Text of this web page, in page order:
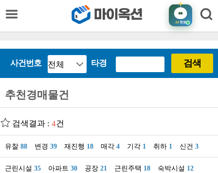
AI챗봇
사건번호 타경 검색
추천경매물건
검색결과 : 4건
유찰 88 변경 39 재진행 18 매각 4 기각 1 취하 1 신건 3
근린시설 35 아파트 30 공장 21 근린주택 18 숙박시설 12